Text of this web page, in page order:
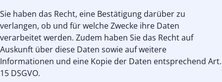
Sie haben das Recht, eine Bestätigung darüber zu
verlangen, ob und für welche Zwecke ihre Daten
verarbeitet werden. Zudem haben Sie das Recht auf
Auskunft über diese Daten sowie auf weitere
Informationen und eine Kopie der Daten entsprechend Art.
15 DSGVO.